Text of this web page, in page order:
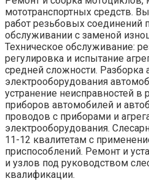
мототранспортных средств.
работ резьбовых соединений
обслуживании с заменой
Техническое обслуживание:
регулировка и испытание
средней сложности. Разборка
электрооборудования
устранение неисправностей в
приборов автомобилей и
проводов с приборами и
электрооборудования.
11-12 квалитетам с
приспособлений. Ремонт и
и узлов под руководством
квалификации.